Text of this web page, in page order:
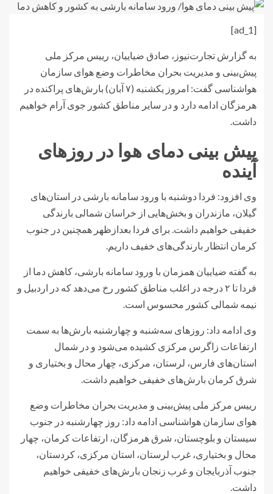
[ad_1]
به گزارش تجارت‌نیوز، صادق ضیاییان، رییس مرکز ملی
پیش‌بینی و مدیریت بحران مخاطرات وضع هوای سازمان
هواشناسی گفت: امروز یکشنبه (۷ آبان) بارش‌های پراکنده در
هرمزگان ادامه دارد و در سایر مناطق کشور جوی آرام خواهیم
داشت.
پیش بینی دمای هوا در روزهای
آینده
وی افزود: فردا دوشنبه با ورود سامانه بارشی در استان‌های
گیلان، مازندران و بخش‌هایی از خراسان شمالی بارندگی
خفیفی خواهیم داشت. برای فردا بعدازظهر همچنین در جنوب
کرمان انتظار بارندگی‌های خفیف داریم.
به گفته ضیاییان همزمان با ورود سامانه بارشی، کاهش دما از
فردا تا ۲ درجه در اغلب مناطق کشور رخ می‌دهد که در اردبیل و
نیمه شمالی کشور محسوس است.
وی ادامه داد: روزهای سه‌شنبه و چهارشنبه بارش‌ها به سمت
ارتفاعات زاگرس مرکزی کشیده می‌شود و در شمال
استان‌های فارس، لرستان، مرکزی، چهار محال و بختیاری و
شرق کرمان بارش‌های خفیفی خواهیم داشت.
رییس مرکز ملی پیش‌بینی و مدیریت بحران مخاطرات وضع
هوای سازمان هواشناسی ادامه داد: روز چهارشنبه در جنوب
سیستان و بلوچستان، شرق هرمزگان، ارتفاعات کرمان، چهار
محال و بختیاری، غرب لرستان، استان مرکزی، کردستان،
جنوب آذربایجان و غرب زنجان بارش‌های خفیفی خواهیم
داشت.